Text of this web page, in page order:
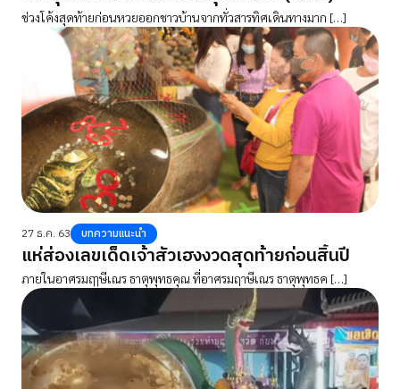
ช่วงโค้งสุดท้ายก่อนหวยออกชาวบ้านจากทั่วสารทิศเดินทางมาก […]
27 ธ.ค. 63 บทความแนะนำ
แห่ส่องเลขเด็ดเจ้าสัวเฮงงวดสุดท้ายก่อนสิ้นปี
ภายในอาศรมฤๅษีเณร ธาตุพุทธคุณ ที่อาศรมฤาษีเณร ธาตุพุทธค […]